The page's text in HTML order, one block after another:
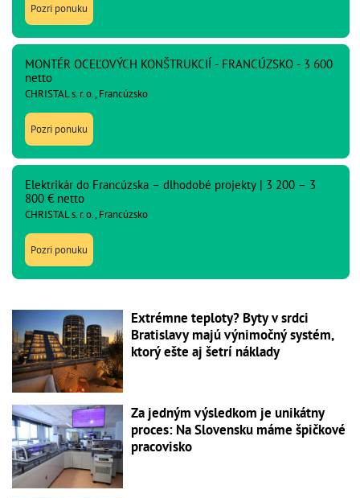
Pozri ponuku
MONTÉR OCEĽOVÝCH KONŠTRUKCIÍ - FRANCÚZSKO - 3 600
netto
CHRISTAL s. r. o., Francúzsko
Pozri ponuku
Elektrikár do Francúzska – dlhodobé projekty | 3 200 – 3
800 € netto
CHRISTAL s. r. o., Francúzsko
Pozri ponuku
Extrémne teploty? Byty v srdci
Bratislavy majú výnimočný systém,
ktorý ešte aj šetrí náklady
Za jedným výsledkom je unikátny
proces: Na Slovensku máme špičkové
pracovisko